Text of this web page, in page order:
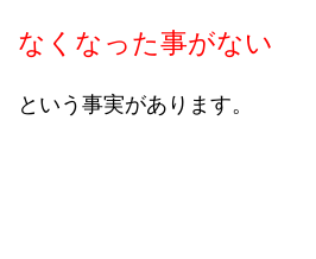
なくなった事がない
という事実があります。